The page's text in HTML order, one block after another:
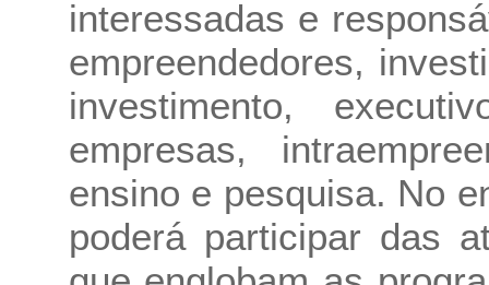
interessadas e
empreendedores,
investimento,
empresas,
ensino e pesquisa. No
poderá participar das